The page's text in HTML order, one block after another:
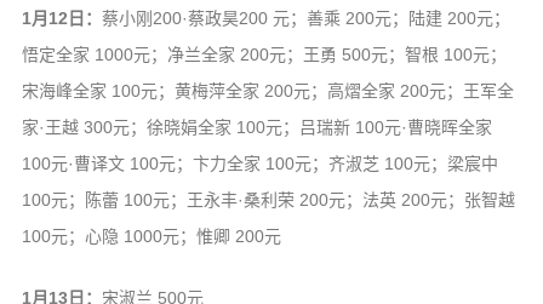
1月12日： 蔡小刚200·蔡政昊200 元；善乘 200元；陆建 200元；
悟定全家 1000元；净兰全家 200元；王勇 500元；智根 100元；
宋海峰全家 100元；黄梅萍全家 200元；高熠全家 200元；王军全
家·王越 300元；徐晓娟全家 100元；吕瑞新 100元·曹晓晖全家
100元·曹译文 100元；卞力全家 100元；齐淑芝 100元；梁宸中
100元；陈蕾 100元；王永丰·桑利荣 200元；法英 200元；张智越
100元；心隐 1000元；惟卿 200元
1月13日： 宋淑兰 500元